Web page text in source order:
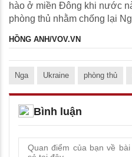
hào ở miền Đông khi nước
phòng thủ nhằm chống lại
HỒNG ANH/VOV.VN
Nga Ukraine phòng thủ
Bình luận